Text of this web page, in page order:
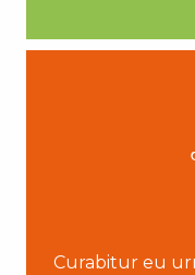
Curabitur eu